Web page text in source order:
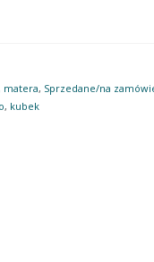
matera, Sprzedane/na
, kubek